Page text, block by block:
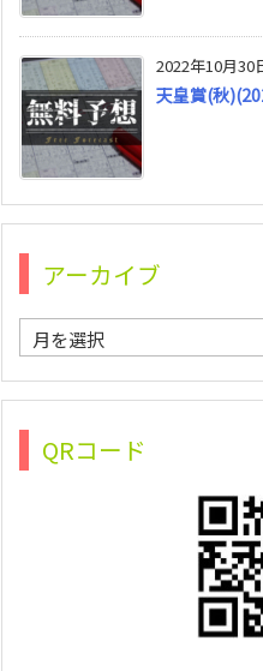
2022年10月30
天皇賞(秋
アーカイブ
ア
ー
カ
ブ QRコード